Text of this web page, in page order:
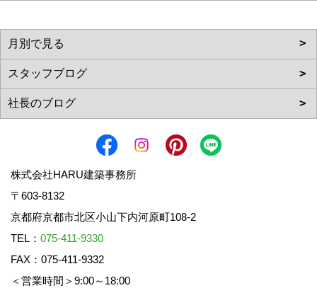
株式会社HARU建築事務所
〒603-8132
京都府京都市北区小山下内河原町108-2
TEL： 075-411-9330
FAX：075-411-9332
＜営業時間＞9:00～18:00